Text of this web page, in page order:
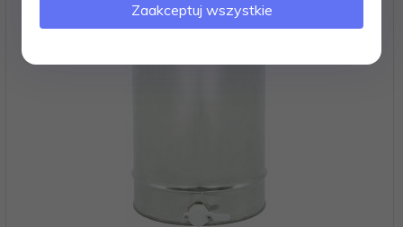
Zaakceptuj wszystkie